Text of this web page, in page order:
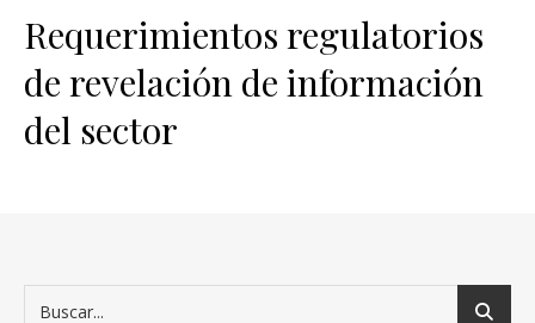
Requerimientos regulatorios
de revelación de información
del sector